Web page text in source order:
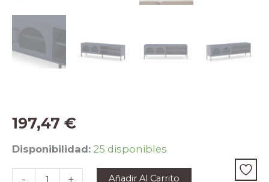
197,47 €
Disponibilidad: 25 disponibles
MUEBLE
DIORA
Añadir Al Carrito